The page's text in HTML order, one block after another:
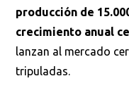
producción de
crecimiento anual
lanzan al mercado
tripuladas.